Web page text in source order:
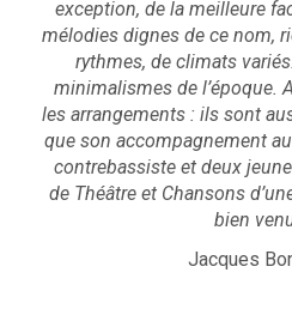
exception, de la meilleure
mélodies dignes de ce nom,
rythmes, de climats
minimalismes de l’époque.
les arrangements : ils sont
que son accompagnement
contrebassiste et deux
de Théâtre et Chansons
bien
Jacques